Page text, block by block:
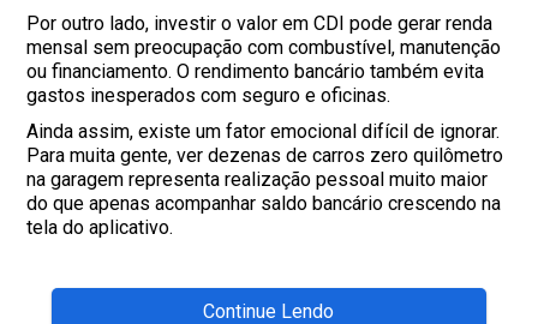
Por outro lado, investir o valor em CDI pode gerar renda
mensal sem preocupação com combustível, manutenção
ou financiamento. O rendimento bancário também evita
gastos inesperados com seguro e oficinas.
Ainda assim, existe um fator emocional difícil de ignorar.
Para muita gente, ver dezenas de carros zero quilômetro
na garagem representa realização pessoal muito maior
do que apenas acompanhar saldo bancário crescendo na
tela do aplicativo.
Continue Lendo